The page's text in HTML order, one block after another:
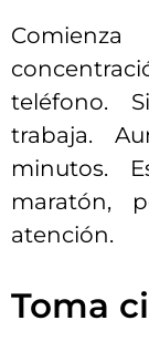
teléfono.
trabaja.
minutos.
maratón,
atención.
Toma